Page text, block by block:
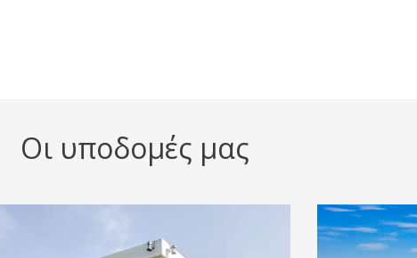
Οι υποδομές μας